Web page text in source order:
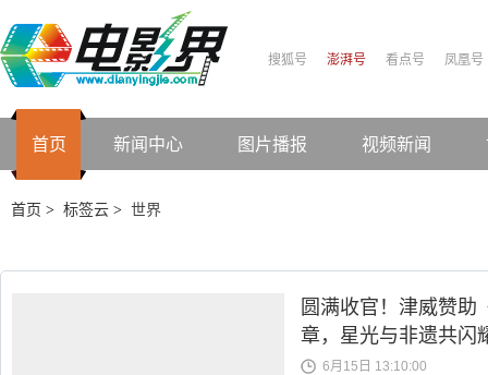
搜狐号 澎湃号 看点号 凤凰号
首页 新闻中心 图片播报 视频新闻
首页 > 标签云 > 世界
圆满收官！津威赞助
章，星光与非遗共闪
6月15日 13:10:00